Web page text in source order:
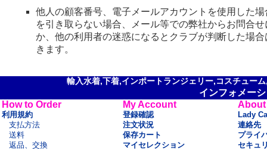
他人の顧客番号、電子メールアカウントを使用した
を引き取らない場合、メール等での弊社からお問合
か、他の利用者の迷惑になるとクラブが判断した場
きます。
輸入水着,下着,インポートランジェリー,コスチュー
インフォメー
How to Order
利用規約
支払方法
送料
返品、交換
My Account
登録確認
注文状況
保存カート
マイセレクション
About
Lady
連絡先
プライ
セキュ